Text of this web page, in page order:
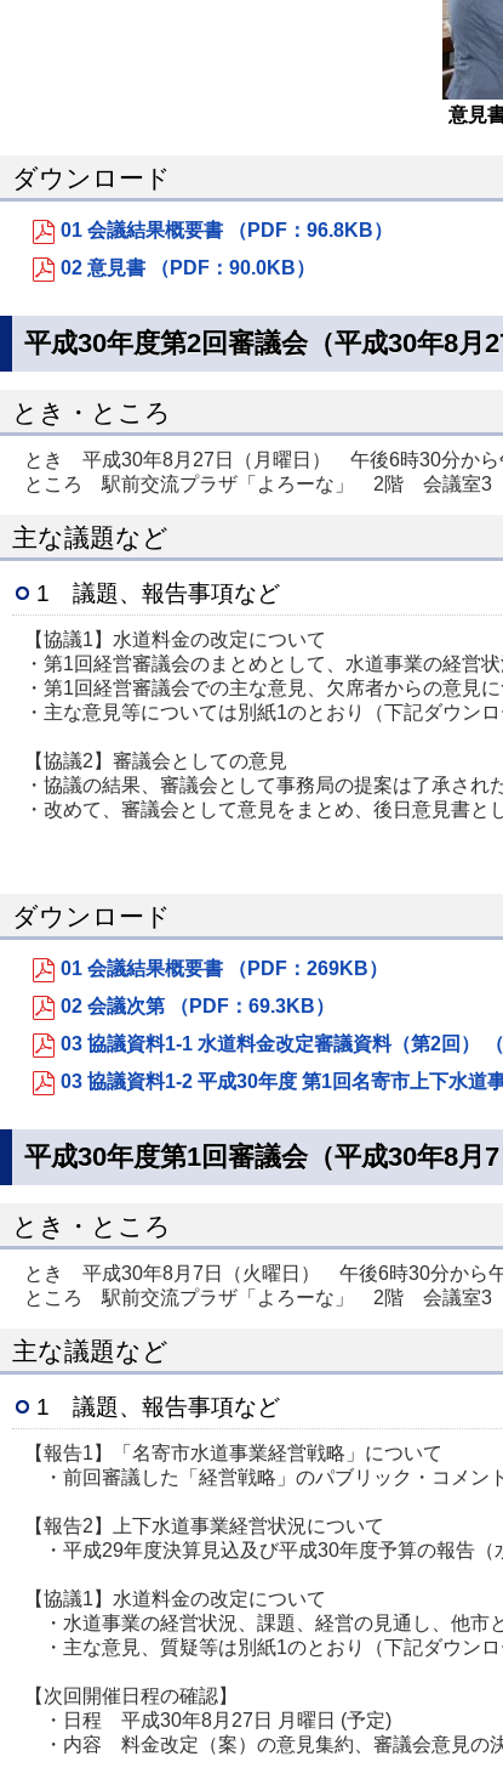
意見
ダウンロード
01 会議結果概要書 （PDF：96.8KB）
02 意見書 （PDF：90.0KB）
平成30年度第2回審議会（平成30年8月
とき・ところ
とき 平成30年8月27日（月曜日） 午後6時30分から
ところ 駅前交流プラザ「よろーな」 2階 会議室3
主な議題など
1 議題、報告事項など
【協議1】水道料金の改定について
・第1回経営審議会のまとめとして、水道事業の経営
・第1回経営審議会での主な意見、欠席者からの意見
・主な意見等については別紙1のとおり（下記ダウ
【協議2】審議会としての意見
・協議の結果、審議会として事務局の提案は了承された
・改めて、審議会として意見をまとめ、後日意見書と
ダウンロード
01 会議結果概要書 （PDF：269KB）
02 会議次第 （PDF：69.3KB）
03 協議資料1-1 水道料金改定審議資料（第2回）
03 協議資料1-2 平成30年度 第1回名寄市上下水道
平成30年度第1回審議会（平成30年8月7
とき・ところ
とき 平成30年8月7日（火曜日） 午後6時30分から
ところ 駅前交流プラザ「よろーな」 2階 会議室3
主な議題など
1 議題、報告事項など
【報告1】「名寄市水道事業経営戦略」について
・前回審議した「経営戦略」のパブリック・コメン
【報告2】上下水道事業経営状況について
・平成29年度決算見込及び平成30年度予算の報告（
【協議1】水道料金の改定について
・水道事業の経営状況、課題、経営の見通し、他市
・主な意見、質疑等は別紙1のとおり（下記ダウン
【次回開催日程の確認】
・日程 平成30年8月27日 月曜日 (予定)
・内容 料金改定（案）の意見集約、審議会意見の